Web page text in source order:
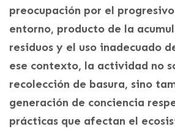
preocupación por el
entorno, producto de la
residuos y el uso inadecuado
ese contexto, la actividad no
recolección de basura, sino
generación de conciencia
prácticas que afectan el